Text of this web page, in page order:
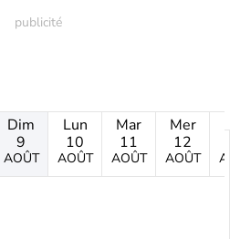
Dim
9
AOÛT
Lun
10
AOÛT
Mar
11
AOÛT
Mer
12
AOÛT